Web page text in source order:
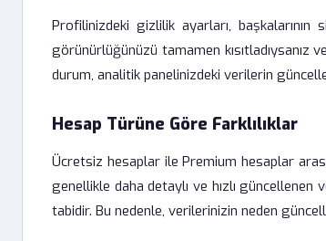
Profilinizdeki gizlilik ayarları,
görünürlüğünüzü tamamen kısıtladıysanız
durum, analitik panelinizdeki verilerin
Hesap Türüne Göre Farklılıklar
Ücretsiz hesaplar ile Premium hesaplar
genellikle daha detaylı ve hızlı
tabidir. Bu nedenle, verilerinizin neden